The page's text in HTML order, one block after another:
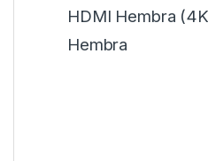
HDMI Hembra
Hembra